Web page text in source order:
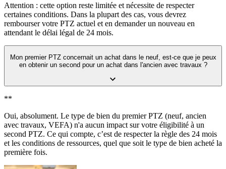
Attention : cette option reste limitée et nécessite de respecter
certaines conditions. Dans la plupart des cas, vous devrez
rembourser votre PTZ actuel et en demander un nouveau en
attendant le délai légal de 24 mois.
Mon premier PTZ concernait un achat dans le neuf, est-ce que je peux
en obtenir un second pour un achat dans l'ancien avec travaux ?
**
Oui, absolument. Le type de bien du premier PTZ (neuf, ancien
avec travaux, VEFA) n'a aucun impact sur votre éligibilité à un
second PTZ. Ce qui compte, c’est de respecter la règle des 24 mois
et les conditions de ressources, quel que soit le type de bien acheté la
première fois.